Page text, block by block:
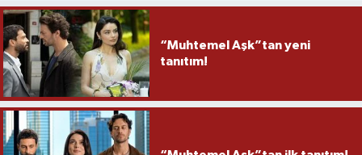
“Muhtemel Aşk”tan yeni
tanıtım!